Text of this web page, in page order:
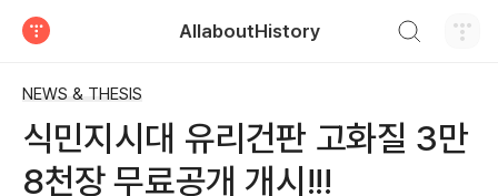
AllaboutHistory
NEWS & THESIS
식민지시대 유리건판 고화질 3만
8천장 무료공개 개시!!!